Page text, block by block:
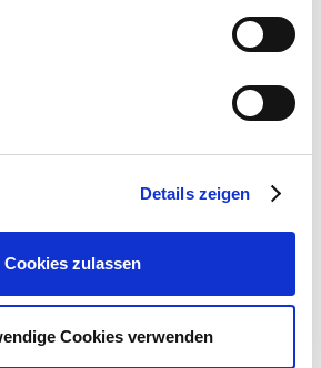
Details zeigen
Cookies zulassen
Cookies verwenden